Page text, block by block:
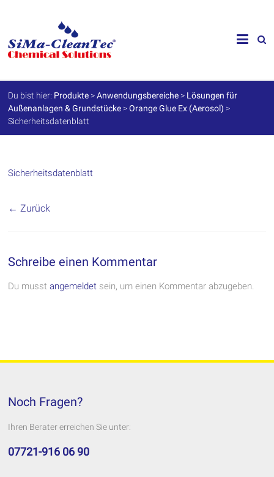
SiMa-
Cleantec
GmbH
Spezialprodukte
für
Instandhaltung
Du bist hier: Produkte >Anwendungsbereiche > Lösungen für
Außenanlagen & Grundstücke >Orange Glue Ex (Aerosol) >
Sicherheitsdatenblatt
Sicherheitsdatenblatt
← Zurück
Schreibe einen Kommentar
Du musstangemeldet sein, um einen Kommentar abzugeben.
Noch Fragen?
Ihren Berater erreichen Sie unter:
07721-916 06 90